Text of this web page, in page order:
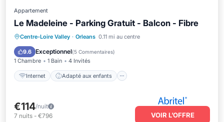
Appartement
Le Madeleine - Parking Gratuit - Balcon - Fibre
Centre-Loire Valley · Orleans 0.11 mi au centre
9.6 Exceptionnel(5 Commentaires)
1 Chambre 1 Bain 4 Invités
Internet Adapté aux enfants
Internet
Adapté aux enfants
Blanchisserie
Linge de lit
€114/nuit
7 nuits - €796 VOIR L’OFFRE